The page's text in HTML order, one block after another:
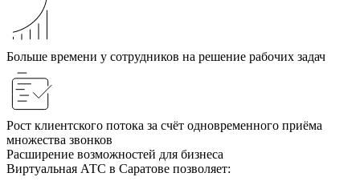
Больше времени у сотрудников на решение рабочих задач
Рост клиентского потока за счёт одновременного приёма
множества звонков
Расширение возможностей для бизнеса
Виртуальная АТС в Саратове позволяет: